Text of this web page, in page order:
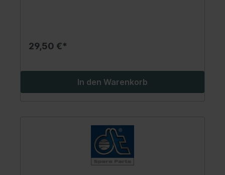
29,50 €*
In den Warenkorb